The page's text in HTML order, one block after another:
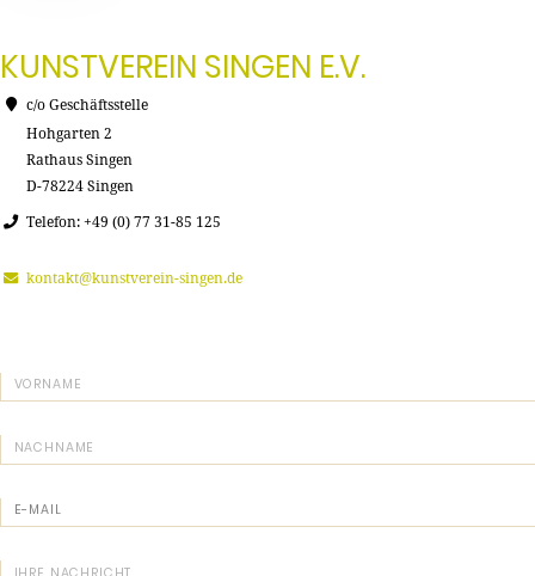
KUNSTVEREIN SINGEN E.V.
c/o Geschäftsstelle
Hohgarten 2
Rathaus Singen
D-78224 Singen
Telefon: +49 (0) 77 31-85 125
kontakt@kunstverein-singen.de